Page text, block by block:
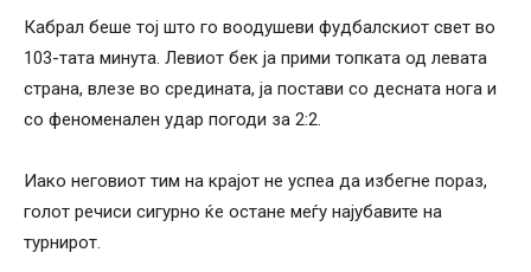
Кабрал беше тој што го воодушеви фудбалскиот свет во
103-тата минута. Левиот бек ја прими топката од левата
страна, влезе во средината, ја постави со десната нога и
со феноменален удар погоди за 2:2.
Иако неговиот тим на крајот не успеа да избегне пораз,
голот речиси сигурно ќе остане меѓу најубавите на
турнирот.